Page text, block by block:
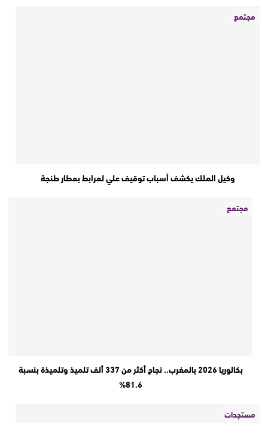
مجتمع
وكيل الملك يكشف أسباب توقيف علي لمرابط بمطار طنجة
مجتمع
بكالوريا 2026 بالمغرب.. نجاح أكثر من 337 ألف تلميذ وتلميذة بنسبة
81.6%
مستجدات